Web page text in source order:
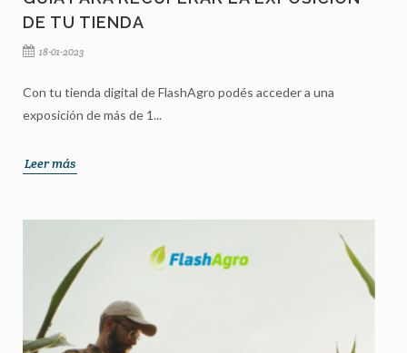
DE TU TIENDA
18-01-2023
Con tu tienda digital de FlashAgro podés acceder a una
exposición de más de 1...
Leer más